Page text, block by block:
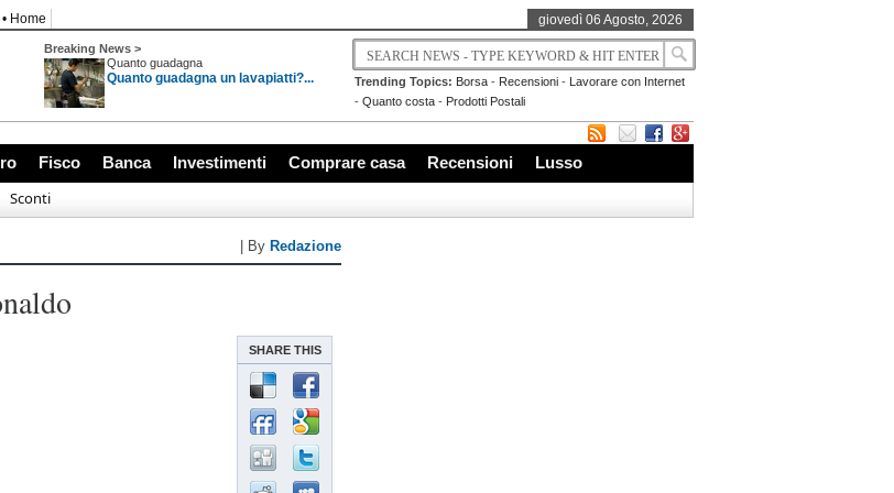
• Home giovedì 06 Agosto, 2026
Breaking News >
Quanto guadagna
Quanto guadagna un lavapiatti?... Trending Topics: Borsa - Recensioni - Lavorare con Internet
- Quanto costa - Prodotti Postali
Fisco Banca Investimenti Comprare casa Recensioni Lusso
Sconti
| By Redazione
SHARE THIS